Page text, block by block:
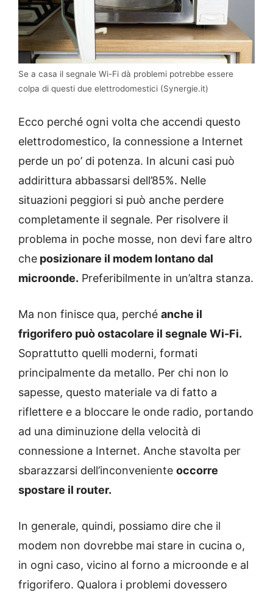
Se a casa il segnale Wi-Fi dà problemi potrebbe essere
colpa di questi due elettrodomestici (Synergie.it)
Ecco perché ogni volta che accendi questo
elettrodomestico, la connessione a Internet
perde un po’ di potenza. In alcuni casi può
addirittura abbassarsi dell’85%. Nelle
situazioni peggiori si può anche perdere
completamente il segnale. Per risolvere il
problema in poche mosse, non devi fare altro
che posizionare il modem lontano dal
microonde. Preferibilmente in un’altra stanza.
Ma non finisce qua, perché anche il
frigorifero può ostacolare il segnale Wi-Fi.
Soprattutto quelli moderni, formati
principalmente da metallo. Per chi non lo
sapesse, questo materiale va di fatto a
riflettere e a bloccare le onde radio, portando
ad una diminuzione della velocità di
connessione a Internet. Anche stavolta per
sbarazzarsi dell’inconveniente occorre
spostare il router.
In generale, quindi, possiamo dire che il
modem non dovrebbe mai stare in cucina o,
in ogni caso, vicino al forno a microonde e al
frigorifero. Qualora i problemi dovessero